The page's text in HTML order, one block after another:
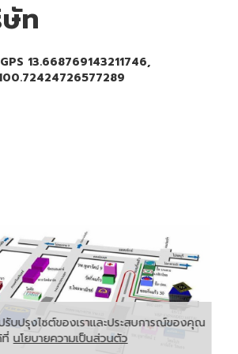
ท
13.668769143211746,
รับปรุงไซต์ของเราและประสบการณ์ของคุณ
นโยบายความเป็นส่วนตัว